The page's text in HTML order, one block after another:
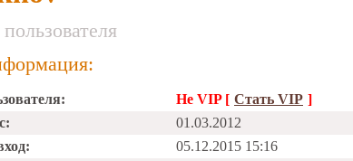
Не VIP [ Стать VIP ]
01.03.2012
05.12.2015 15:16